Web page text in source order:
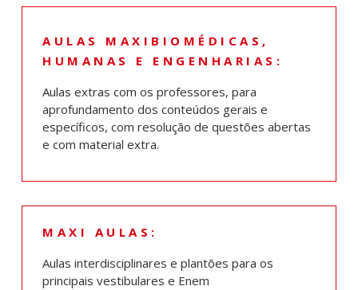
AULAS MAXIBIOMÉDICAS,
HUMANAS E ENGENHARIAS:
Aulas extras com os professores, para
aprofundamento dos conteúdos gerais e
específicos, com resolução de questões abertas
e com material extra.
MAXI AULAS:
Aulas interdisciplinares e plantões para os
principais vestibulares e Enem